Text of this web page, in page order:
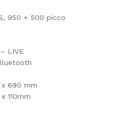
950 + 500 picco
LIVE
x 690 mm
110mm